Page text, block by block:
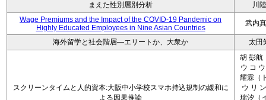
まえた性別層別分析
川
Wage Premiums and the Impact of the COVID‑19 Pandemic on
Highly Educated Employees in Nine Asian Countries
武内
海外留学と社会階層―エリートか、大衆か 太田
スクリーンタイムと人的資本:大阪中小学校スマホ持込規制の緩和に
よる因果推論
胡 彭航
ウ コ
耀霖（
ウ リ
瑞汐（